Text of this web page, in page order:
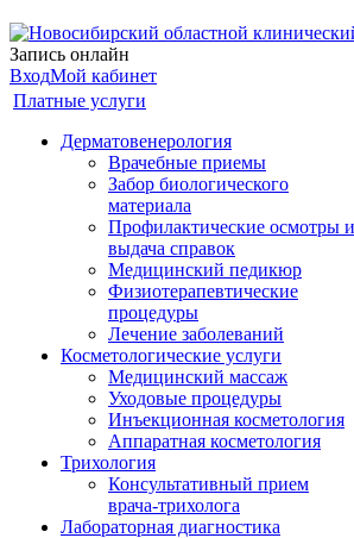
Запись онлайн
ВходМой кабинет
Платные услуги
Дерматовенерология
Врачебные приемы
Забор биологического
материала
Профилактические осмотры и
выдача справок
Медицинский педикюр
Физиотерапевтические
процедуры
Лечение заболеваний
Косметологические услуги
Медицинский массаж
Уходовые процедуры
Инъекционная косметология
Аппаратная косметология
Трихология
Консультативный прием
врача-трихолога
Лабораторная диагностика